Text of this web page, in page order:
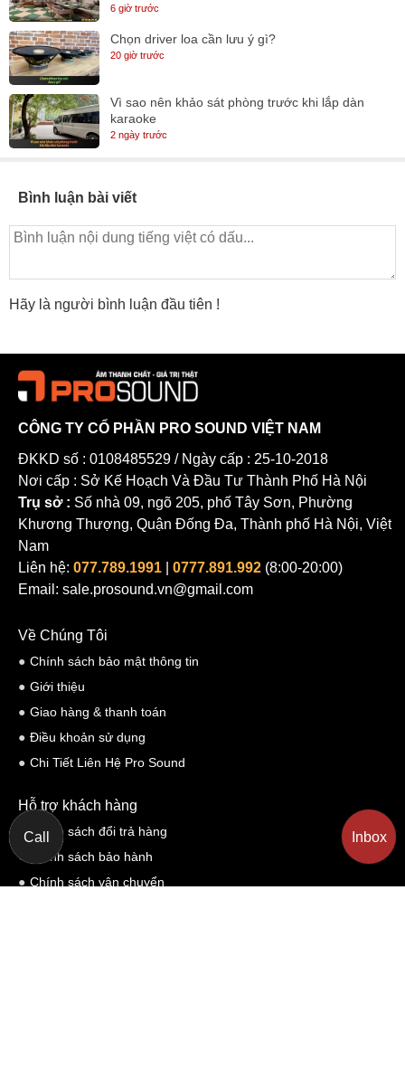
6 giờ trước
Chọn driver loa cần lưu ý gì?
20 giờ trước
Vì sao nên khảo sát phòng trước khi lắp dàn
karaoke
2 ngày trước
Bình luận bài viết
Hãy là người bình luận đầu tiên !
CÔNG TY CỔ PHẦN PRO SOUND VIỆT NAM
ĐKKD số : 0108485529 / Ngày cấp : 25-10-2018
Nơi cấp : Sở Kế Hoạch Và Đầu Tư Thành Phố Hà Nội
Trụ sở : Số nhà 09, ngõ 205, phố Tây Sơn, Phường
Khương Thượng, Quận Đống Đa, Thành phố Hà Nội, Việt
Nam
Liên hệ: 077.789.1991 0777.891.992 (8:00-20:00)
Email: sale.prosound.vn@gmail.com
Về Chúng Tôi
Chính sách bảo mật thông tin
Giới thiệu
Giao hàng & thanh toán
Điều khoản sử dụng
Chi Tiết Liên Hệ Pro Sound
Hỗ trợ khách hàng
Chính sách đổi trả hàng
Chính sách bảo hành
Chính sách vận chuyển
Call Inbox